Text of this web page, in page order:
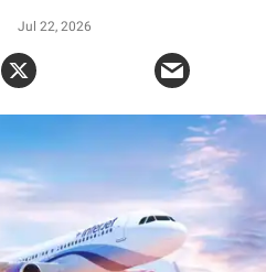
Jul 22, 2026